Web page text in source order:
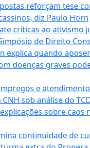
reforçam tese
diz Paulo Horn
críticas ao ativismo
de Direito
explica quando
doenças graves
e
sob análise do
sobre caos
continuidade de